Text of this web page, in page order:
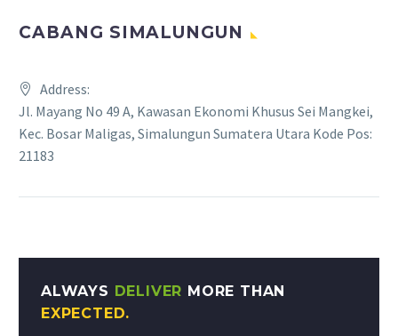
CABANG SIMALUNGUN
Address:
Jl. Mayang No 49 A, Kawasan Ekonomi Khusus Sei Mangkei,
Kec. Bosar Maligas, Simalungun Sumatera Utara Kode Pos:
21183
ALWAYS DELIVER MORE THAN
EXPECTED.